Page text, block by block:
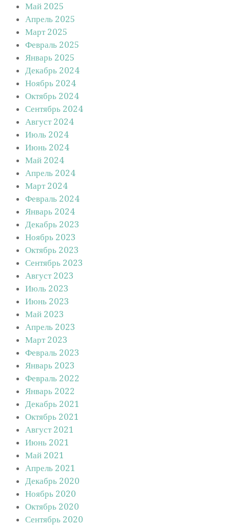
Май 2025
Апрель 2025
Март 2025
Февраль 2025
Январь 2025
Декабрь 2024
Ноябрь 2024
Октябрь 2024
Сентябрь 2024
Август 2024
Июль 2024
Июнь 2024
Май 2024
Апрель 2024
Март 2024
Февраль 2024
Январь 2024
Декабрь 2023
Ноябрь 2023
Октябрь 2023
Сентябрь 2023
Август 2023
Июль 2023
Июнь 2023
Май 2023
Апрель 2023
Март 2023
Февраль 2023
Январь 2023
Февраль 2022
Январь 2022
Декабрь 2021
Октябрь 2021
Август 2021
Июнь 2021
Май 2021
Апрель 2021
Декабрь 2020
Ноябрь 2020
Октябрь 2020
Сентябрь 2020